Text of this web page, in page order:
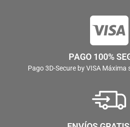
PAGO 100%
Pago 3D-Secure by VISA Máxima